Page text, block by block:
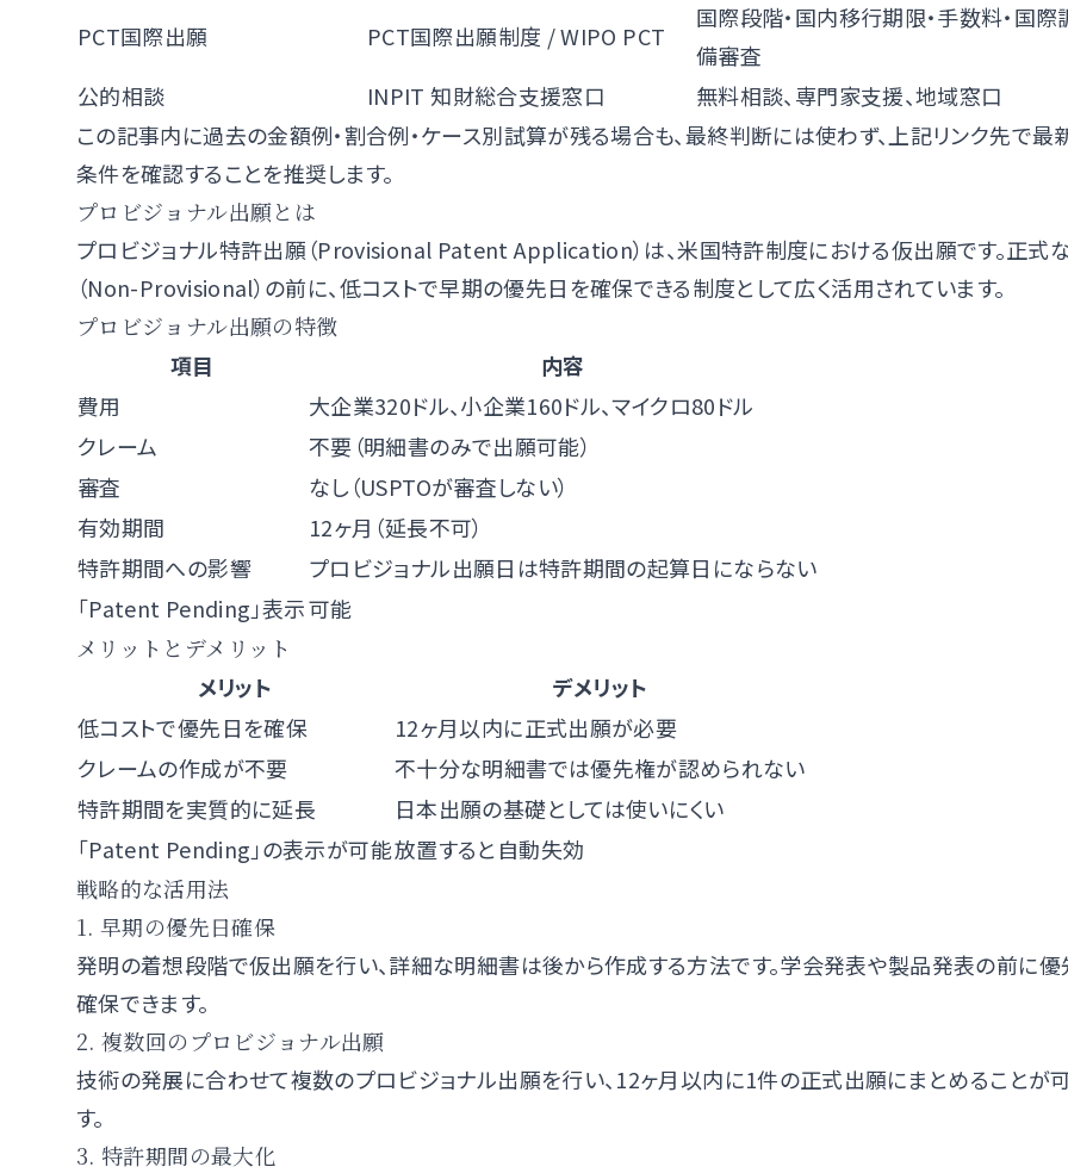
PCT国際出願 PCT国際出願制度 /WIPO PCT
国際段階・国内移行期限・手数料・国
備審査
公的相談
INPIT 知財総合支援窓口
無料相談、専門家支援、地域窓口
この記事内に過去の金額例・割合例・ケース別試算が残る場合も、最終判断には使わず、上記リンク先で最
条件を確認することを推奨します。
プロビジョナル出願とは
プロビジョナル特許出願（Provisional Patent Application）は、米国特許制度における仮出願です。正式
（Non-Provisional）の前に、低コストで早期の優先日を確保できる制度として広く活用されています。
プロビジョナル出願の特徴
項目
内容
費用
大企業320ドル、小企業160ドル、マイクロ80ドル
クレーム
不要（明細書のみで出願可能）
審査
なし（USPTOが審査しない）
有効期間
12ヶ月（延長不可）
特許期間への影響
プロビジョナル出願日は特許期間の起算日にならない
「Patent Pending」表示可能
メリットとデメリット
メリット
デメリット
低コストで優先日を確保
12ヶ月以内に正式出願が必要
クレームの作成が不要
不十分な明細書では優先権が認められない
特許期間を実質的に延長
日本出願の基礎としては使いにくい
「Patent Pending」の表示が可能放置すると自動失効
戦略的な活用法
1. 早期の優先日確保
発明の着想段階で仮出願を行い、詳細な明細書は後から作成する方法です。学会発表や製品発表の前に
確保できます。
2. 複数回のプロビジョナル出願
技術の発展に合わせて複数のプロビジョナル出願を行い、12ヶ月以内に1件の正式出願にまとめることが
す。
3. 特許期間の最大化